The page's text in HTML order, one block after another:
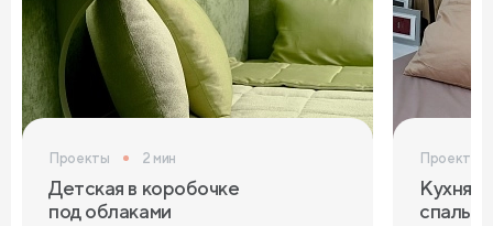
Проекты 2 мин
Детская в коробочке
под облаками
Проекты
Кухня с